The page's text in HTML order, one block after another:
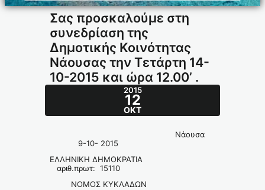
Σας προσκαλούμε στη
συνεδρίαση της
Δημοτικής Κοινότητας
Νάουσας την Τετάρτη 14-
10-2015 και ώρα 12.00’ .
2015
12
ΟΚΤ
Nάουσα
9-10- 2015
ΕΛΛΗΝΙΚΗ ΔΗΜΟΚΡΑΤΙΑ
αριθ.πρωτ: 15110
ΝΟΜΟΣ ΚΥΚΛΑΔΩΝ